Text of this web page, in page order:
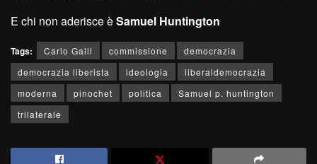
E chi non aderisce èSamuel Huntington
Tags: Carlo Galli commissione
democrazia
democrazia liberista
ideologia
liberaldemocrazia
moderna
pinochet politica
Samuel p. huntington
trilaterale